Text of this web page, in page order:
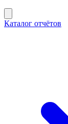
Каталог отчётов